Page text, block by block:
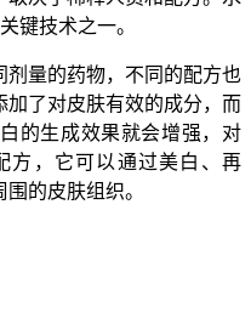
键技术之一。
量的药物，不同的配方也
了对皮肤有效的成分，而
的生成效果就会增强，对
方，它可以通过美白、再
的皮肤组织。